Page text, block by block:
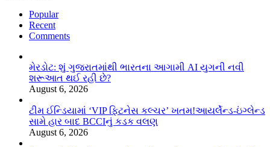
Popular
Recent
Comments
મેરડોટ: શું ગુજરાતમાંથી ભારતના આગામી AI યુગની નવી
શરૂઆત થઈ રહી છે?
August 6, 2026
ટીમ ઈન્ડિયામાં ‘VIP ફિટનેસ કલ્ચર’ ખતમ!આયર્લેન્ડ-ઇંગ્લેન્ડ
સામે હાર બાદ BCCIનું કડક વલણ
August 6, 2026